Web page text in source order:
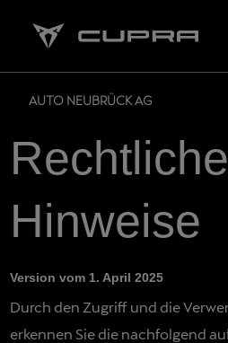
AUTO NEUBRÜCK AG
Rechtliche
Hinweise
Version vom 1. April 2025
Durch den Zugriff und die
erkennen Sie die nachfolgend